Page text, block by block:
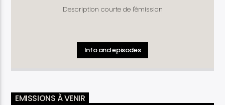
Description courte de l'émission
Info and episodes
EMISSIONS À VENIR